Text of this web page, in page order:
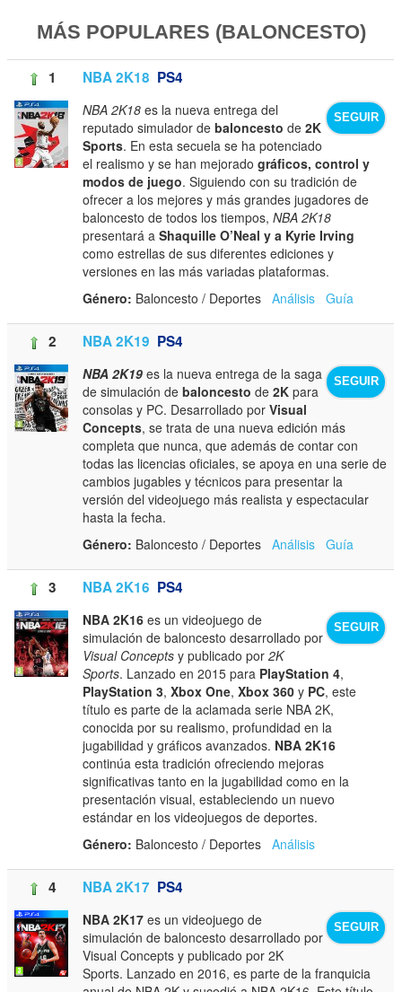
MÁS POPULARES (BALONCESTO)
1 NBA 2K18 PS4
SEGUIR
NBA 2K18 es la nueva entrega del
reputado simulador debaloncesto de2K
Sports. En esta secuela se ha potenciado
el realismo y se han mejoradográficos, control y
modos de juego. Siguiendo con su tradición de
ofrecer a los mejores y más grandes jugadores de
baloncesto de todos los tiempos,NBA 2K18
presentará aShaquille O’Neal y a Kyrie Irving
como estrellas de sus diferentes ediciones y
versiones en las más variadas plataformas.
Género: Baloncesto / DeportesAnálisis Guía
2 NBA 2K19 PS4
SEGUIR
NBA 2K19 es la nueva entrega de la saga
de simulación debaloncesto de2K para
consolas y PC. Desarrollado porVisual
Concepts, se trata de una nueva edición más
completa que nunca, que además de contar con
todas las licencias oficiales, se apoya en una serie de
cambios jugables y técnicos para presentar la
versión del videojuego más realista y espectacular
hasta la fecha.
Género: Baloncesto / DeportesAnálisis Guía
3 NBA 2K16 PS4
SEGUIR
NBA 2K16 es un videojuego de
simulación de baloncesto desarrollado por
Visual Concepts y publicado por2K
Sports. Lanzado en 2015 para PlayStation 4,
PlayStation 3,Xbox One,Xbox 360 y PC, este
título es parte de la aclamada serie NBA 2K,
conocida por su realismo, profundidad en la
jugabilidad y gráficos avanzados. NBA 2K16
continúa esta tradición ofreciendo mejoras
significativas tanto en la jugabilidad como en la
presentación visual, estableciendo un nuevo
estándar en los videojuegos de deportes.
Género: Baloncesto / DeportesAnálisis
4 NBA 2K17 PS4
SEGUIR
NBA 2K17 es un videojuego de
simulación de baloncesto desarrollado por
Visual Concepts y publicado por 2K
Sports. Lanzado en 2016, es parte de la franquicia